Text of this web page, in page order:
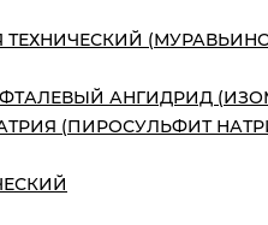
АНГИДРИД
(ПИРОСУЛЬФИТ